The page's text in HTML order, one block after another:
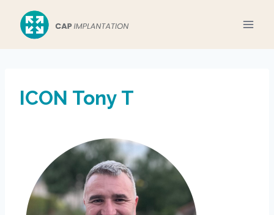
contenu
ICON Tony T